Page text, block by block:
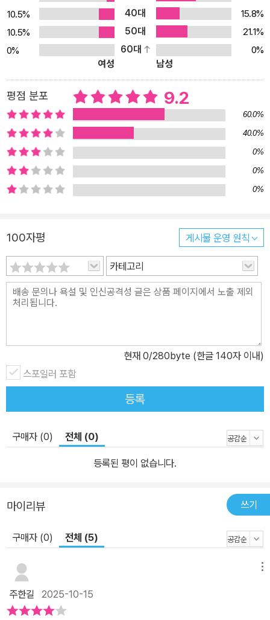
에너지가 버려진다는 한계가 있다. 그런데 이리듐이나 백금과 같은
희토류로 인광 발광 분자를 개발하면 에너지를 빛으로 변환하는 효율
을 100%까지 끌어올릴 수 있다. 현재 이와 관련한 기술들이 개발 중
이다. 전자 수송층, 발광층, 정공 수송층으로 이뤄진 유기EL 소자의
는 비전공자에게 다소 생소할 수 있지만 풍부한 그림과 도표가 기술
을 이해하는 데 큰 도움을 준다. 픽셀 하나하나가 스스로 빛을 내며,
완벽한 검은색 표현이 가능해서 영상에 깊이감을 더한다는 OLED의
장점이 바로 이 구조에서 비롯됨을 깨닫게 된다. LCD부터 퀀텀닷까
지 디스플레이 기술의 끝없는 진화 《디스플레이 구조 교과서》는 현재
시장의 주류인 LCD(액정) 기술을 빼놓지 않는다. 이때 재미있는 비
트 패널 앞에서 그림자를 만들어 화면을 표현한다. 전류가 가해지면
바뀌는 액정 분자의 배열(배향)을 이용해서 빛의 투과를 조절하는 것
이다. 이 비유는 복잡한 디스플레이 기술을 직관적으로 이해하게 하
는 탁월한 설명이다. 이 밖에도 TN, VA, IPS 등 다양한 액정 패널 구
동 방식의 차이점과 장단점을 비교 분석하며 독자가 디스플레이의 성
나 전문가용 모니터에 적합한 IPS 방식의 차이를 이해할 수 있다. 최
근 가장 큰 주목을 받는 기술인 양자점(퀀텀닷)에 대한 설명도 이어진
다. 나노미터 크기의 입자인 양자점이 어떻게 색의 순도를 극적으로
끌어올리는지, 기존 LCD나 OLED 기술과 결합해 어떻게 더 뛰어난
자점 필름(QDEF)을 올려 색 재현력을 높이는 QLED TV와 청색 O
LED를 광원으로 사용하고 양자점으로 색을 변환하는 QD-OLED의
잡한 마케팅 용어가 아니라 실제로 어떤 기술을 구현했는지를 이해하
는 데 도움이 된다. 디스플레이 시장은 누가 차지할 것인가? 미래를
업을 걱정한다. 한때 시장을 주도하는 위치였으나 지금은 중국에 선
중이고, 마이크로(미니) LED · 양자점(퀀텀닷) 등 신기술을 개발하
며 새로운 기회를 모색하고 있다. 과연 디스플레이 시장은 앞으로 어
떻게 전개될까. 이 같은 질문에도 《디스플레이 구조 교과서》는 좋은
10.5%
40대
15.8%
10.5%
50대
21.1%
0%
60대
0%
여성
남성
평점 분포 9.2
60.0%
40.0%
0%
0%
0%
100자평 게시물 운영 원칙
카테고리
현재 0/280byte (한글 140자 이내)
스포일러 포함
등록
구매자 (0) 전체 (0)
등록된 평이 없습니다.
마이리뷰 쓰기
구매자 (0) 전체 (5)
주한길 2025-10-15